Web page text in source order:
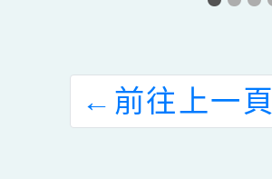
← 前往上一頁